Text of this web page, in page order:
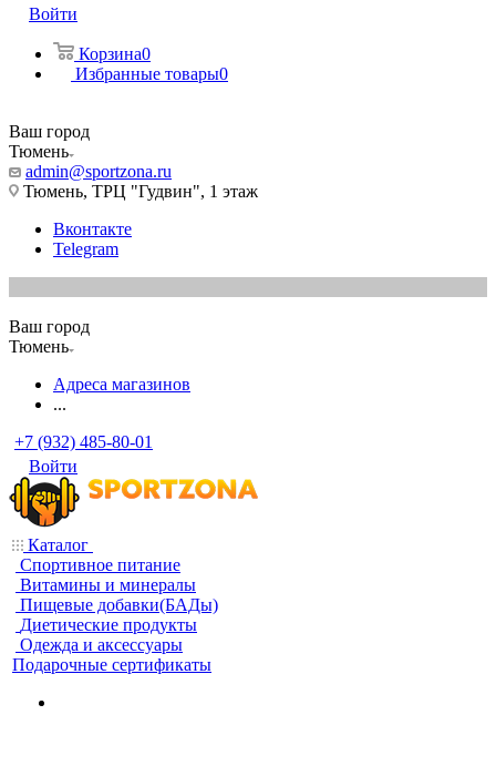
Войти
Корзина0
Избранные товары0
Ваш город
Тюмень
admin@sportzona.ru
Тюмень, ТРЦ "Гудвин", 1 этаж
Вконтакте
Telegram
Ваш город
Тюмень
Адреса магазинов
...
+7 (932) 485-80-01
Войти
Каталог
Спортивное питание
Витамины и минералы
Пищевые добавки(БАДы)
Диетические продукты
Одежда и аксессуары
Подарочные сертификаты